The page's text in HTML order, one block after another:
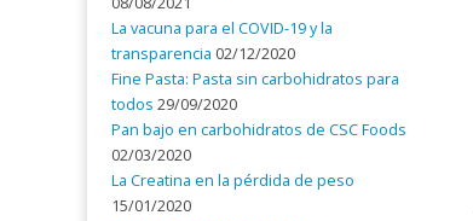
La vacuna para el COVID-19 y la
transparencia 02/12/2020
Fine Pasta: Pasta sin carbohidratos para
todos 29/09/2020
Pan bajo en carbohidratos de CSC Foods
02/03/2020
La Creatina en la pérdida de peso
15/01/2020